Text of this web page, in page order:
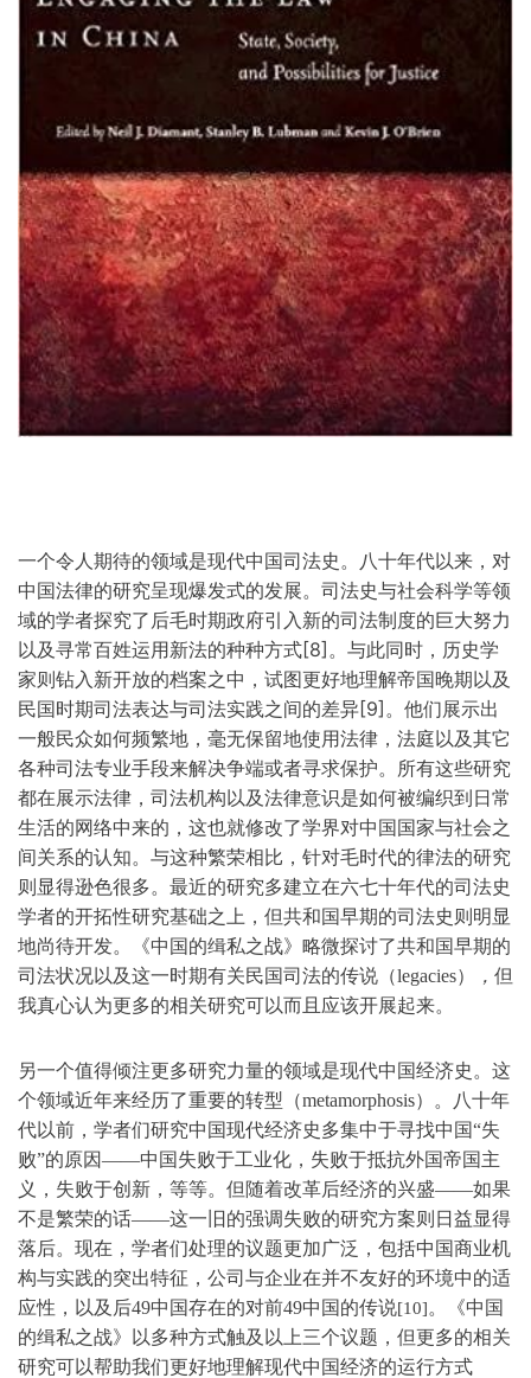
一个令人期待的领域是现代中国司法史。八十年代以来，对
中国法律的研究呈现爆发式的发展。司法史与社会科学等领
域的学者探究了后毛时期政府引入新的司法制度的巨大努力
以及寻常百姓运用新法的种种方式[8] 。与此同时，历史学
家则钻入新开放的档案之中，试图更好地理解帝国晚期以及
民国时期司法表达与司法实践之间的差异[9] 。他们展示出
一般民众如何频繁地，毫无保留地使用法律，法庭以及其它
各种司法专业手段来解决争端或者寻求保护。所有这些研究
都在展示法律，司法机构以及法律意识是如何被编织到日常
生活的网络中来的，这也就修改了学界对中国国家与社会之
间关系的认知。与这种繁荣相比，针对毛时代的律法的研究
则显得逊色很多。最近的研究多建立在六七十年代的司法史
学者的开拓性研究基础之上，但共和国早期的司法史则明显
地尚待开发。《中国的缉私之战》略微探讨了共和国早期的
司法状况以及这一时期有关民国司法的传说（legacies）
， 但
我真心认为更多的相关研究可以而且应该开展起来。
另一个值得倾注更多研究力量的领域是现代中国经济史。这
个领域近年来经历了重要的转型（metamorphosis）。八十年
代以前，学者们研究中国现代经济史多集中于寻找中国“失
败”的原因——中国失败于工业化，失败于抵抗外国帝国主
义，失败于创新，等等。但随着改革后经济的兴盛——如果
不是繁荣的话——这一旧的强调失败的研究方案则日益显得
落后。现在，学者们处理的议题更加广泛，包括中国商业机
构与实践的突出特征，公司与企业在并不友好的环境中的适
应性，以及后49中国存在的对前49中国的传说[10]。《中国
的缉私之战》以多种方式触及以上三个议题，但更多的相关
研究可以帮助我们更好地理解现代中国经济的运行方式